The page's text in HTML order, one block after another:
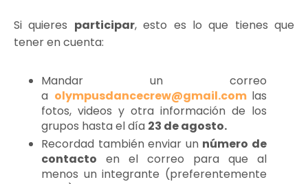
Si quieres participar, esto es lo que tienes que
tener en cuenta:
Mandar un correo
a olympusdancecrew@gmail.com las
fotos, videos y otra información de los
grupos hasta el día 23 de agosto.
Recordad también enviar un número de
contacto en el correo para que al
menos un integrante (preferentemente